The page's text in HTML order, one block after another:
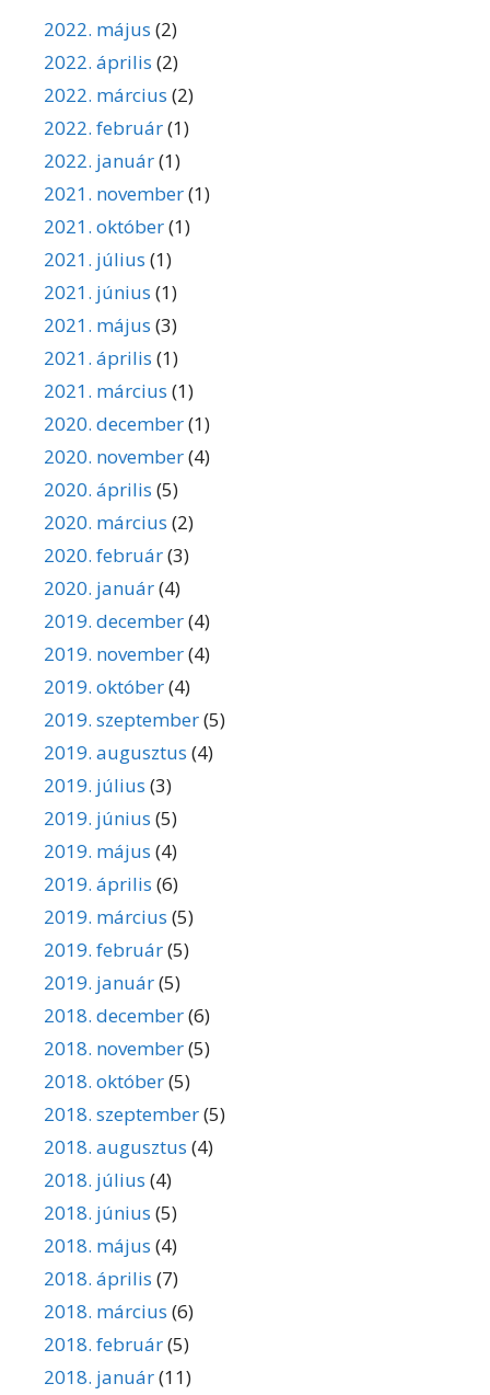
2022. május (2)
2022. április (2)
2022. március (2)
2022. február(1)
2022. január(1)
2021. november(1)
2021. október(1)
2021. július (1)
2021. június (1)
2021. május (3)
2021. április (1)
2021. március (1)
2020. december(1)
2020. november(4)
2020. április (5)
2020. március (2)
2020. február(3)
2020. január(4)
2019. december(4)
2019. november(4)
2019. október(4)
2019. szeptember(5)
2019. augusztus (4)
2019. július (3)
2019. június (5)
2019. május (4)
2019. április (6)
2019. március (5)
2019. február(5)
2019. január(5)
2018. december(6)
2018. november(5)
2018. október(5)
2018. szeptember(5)
2018. augusztus (4)
2018. július (4)
2018. június (5)
2018. május (4)
2018. április (7)
2018. március (6)
2018. február(5)
2018. január(11)